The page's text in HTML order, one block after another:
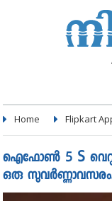
Home Flipkart
ഐഫോൺ 5 S വെറും
ഒരു